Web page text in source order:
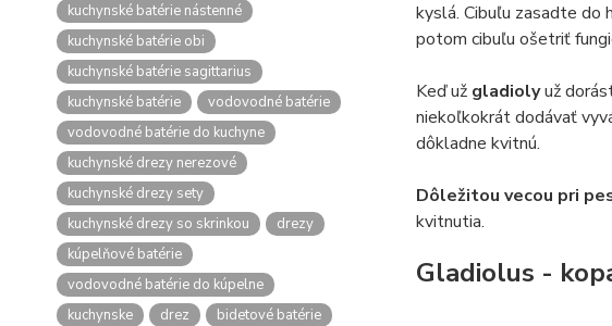
kuchynské batérie nástenné
kuchynské batérie obi
kuchynské batérie sagittarius
kuchynské batérie
vodovodné batérie
vodovodné batérie do kuchyne
kuchynské drezy nerezové
kuchynské drezy sety
kuchynské drezy so skrinkou
drezy
kúpelňové batérie
vodovodné batérie do kúpelne
kuchynske
drez
bidetové batérie
kyslá. Cibuľu zasadte do
potom cibuľu ošetriť
Keď už gladiolyuž
niekoľkokrát dodávať
dôkladne kvitnú.
Dôležitou vecou pri
kvitnutia.
Gladiolus -